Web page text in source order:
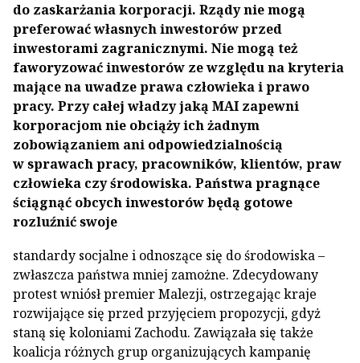
do zaskarżania korporacji. Rządy nie mogą
preferować własnych inwestorów przed
inwestorami zagranicznymi. Nie mogą też
faworyzować inwestorów ze względu na kryteria
mające na uwadze prawa człowieka i prawo
pracy. Przy całej władzy jaką MAI zapewni
korporacjom nie obciąży ich żadnym
zobowiązaniem ani odpowiedzialnością
w sprawach pracy, pracowników, klientów, praw
człowieka czy środowiska. Państwa pragnące
ściągnąć obcych inwestorów będą gotowe
rozluźnić swoje
standardy socjalne i odnoszące się do środowiska –
zwłaszcza państwa mniej zamożne. Zdecydowany
protest wniósł premier Malezji, ostrzegając kraje
rozwijające się przed przyjęciem propozycji, gdyż
staną się koloniami Zachodu. Zawiązała się także
koalicja różnych grup organizujących kampanię